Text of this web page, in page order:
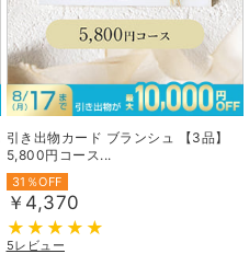
引き出物カード ブランシュ 【3品】
5,800円コース...
31％OFF
￥4,370
5レビュー